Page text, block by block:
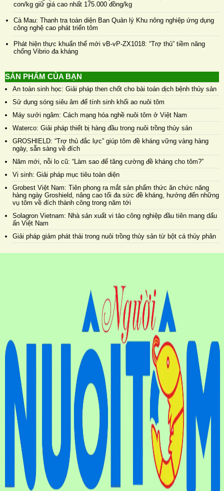
con/kg giữ giá cao nhất 175.000 đồng/kg
Cà Mau: Thanh tra toàn diện Ban Quản lý Khu nông nghiệp ứng dụng
công nghệ cao phát triển tôm
Phát hiện thực khuẩn thể mới vB-vP-ZX1018: “Trợ thủ” tiềm năng
chống Vibrio đa kháng
SẢN PHẨM CỦA BẠN
An toàn sinh học: Giải pháp then chốt cho bài toán dịch bệnh thủy sản
Sử dụng sóng siêu âm để tính sinh khối ao nuôi tôm
Máy sưởi ngâm: Cách mạng hóa nghề nuôi tôm ở Việt Nam
Waterco: Giải pháp thiết bị hàng đầu trong nuôi trồng thủy sản
GROSHIELD: “Trợ thủ đắc lực” giúp tôm đề kháng vững vàng hàng
ngày, sẵn sàng về đích
Năm mới, nỗi lo cũ: “Làm sao để tăng cường đề kháng cho tôm?”
Vi sinh: Giải pháp mục tiêu toàn diện
Grobest Việt Nam: Tiên phong ra mắt sản phẩm thức ăn chức năng
hàng ngày Groshield, nâng cao tối đa sức đề kháng, hướng đến những
vụ tôm về đích thành công trong năm tới
Solagron Vietnam: Nhà sản xuất vi tảo công nghiệp đầu tiên mang dấu
ấn Việt Nam
Giải pháp giảm phát thải trong nuôi trồng thủy sản từ bột cá thủy phân